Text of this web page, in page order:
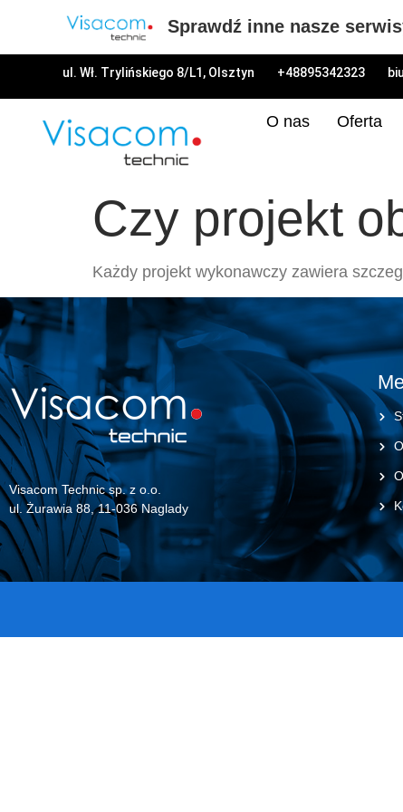
ul. Wł. Trylińskiego 8/L1, Olsztyn +48895342323
O nas Oferta
Czy projekt
Każdy projekt wykonawczy zawiera
Visacom Technic sp. z o.o.
ul. Żurawia 88, 11-036 Naglady
Sprawdź inne nasze